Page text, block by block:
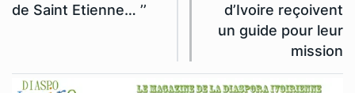
de Saint Etienne… ’’
d’Ivoire reçoivent
un guide pour leur
mission